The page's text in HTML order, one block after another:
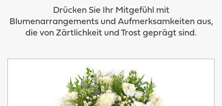
Drücken Sie Ihr Mitgefühl mit
Blumenarrangements und Aufmerksamkeiten aus,
die von Zärtlichkeit und Trost geprägt sind.